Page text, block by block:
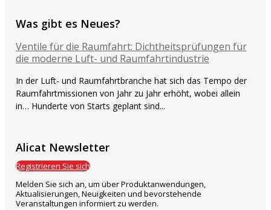
Was gibt es Neues?
Ventile für die Raumfahrt: Dichtheitsprüfungen für
die moderne Luft- und Raumfahrtindustrie
In der Luft- und Raumfahrtbranche hat sich das Tempo der
Raumfahrtmissionen von Jahr zu Jahr erhöht, wobei allein
in… Hunderte von Starts geplant sind...
Alicat Newsletter
Registrieren Sie sich
Melden Sie sich an, um über Produktanwendungen,
Aktualisierungen, Neuigkeiten und bevorstehende
Veranstaltungen informiert zu werden.